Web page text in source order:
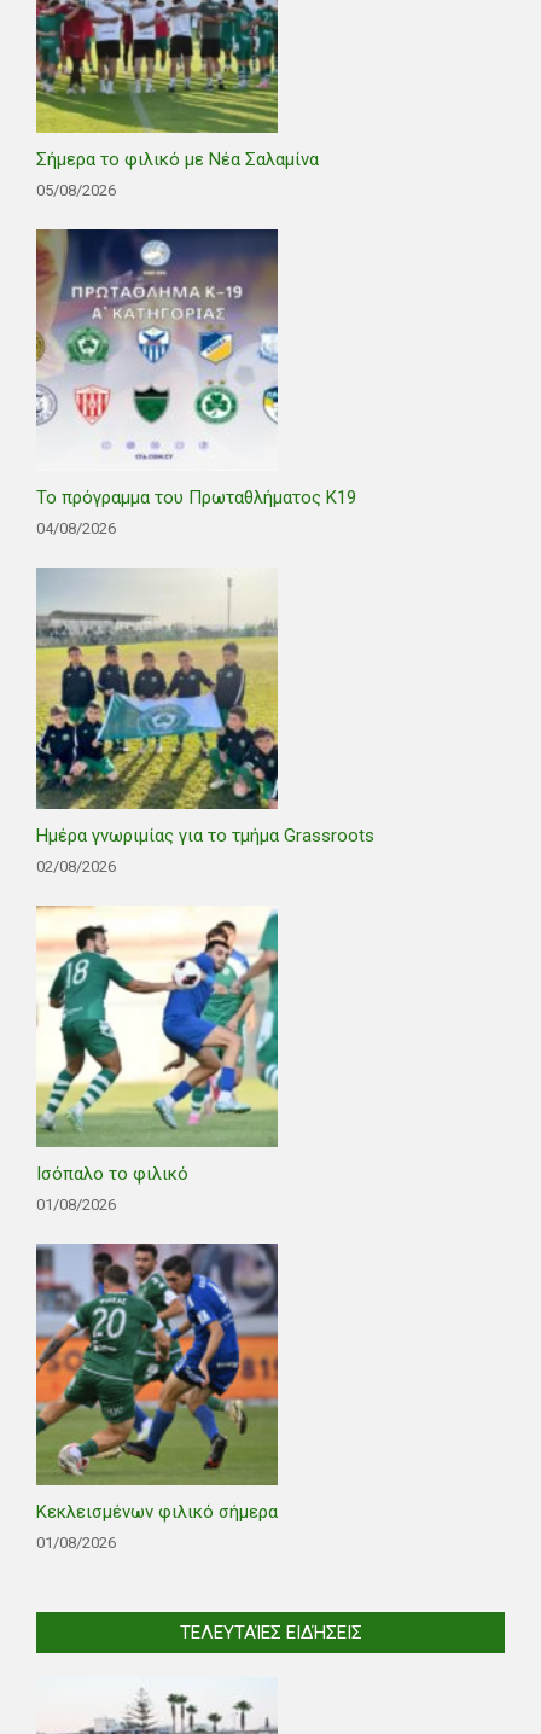
Σήμερα το φιλικό με Νέα Σαλαμίνα
05/08/2026
Το πρόγραμμα του Πρωταθλήματος Κ19
04/08/2026
Ημέρα γνωριμίας για το τμήμα Grassroots
02/08/2026
Ισόπαλο το φιλικό
01/08/2026
Κεκλεισμένων φιλικό σήμερα
01/08/2026
ΤΕΛΕΥΤΑΊΕΣ ΕΙΔΉΣΕΙΣ